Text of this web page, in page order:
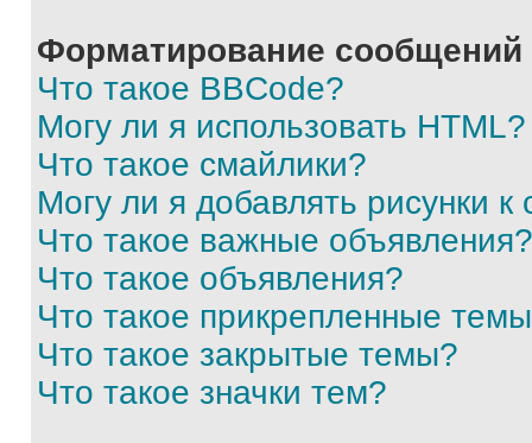
Форматирование
Что такое BBCode?
Могу ли я использовать HTML?
Что такое смайлики?
Могу ли я добавлять рисунки
Что такое важные объявления?
Что такое объявления?
Что такое прикрепленные
Что такое закрытые темы?
Что такое значки тем?